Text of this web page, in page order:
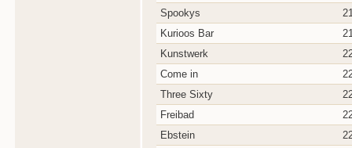
Spookys
Kurioos Bar
Kunstwerk
Come in
Three Sixty
Freibad
Ebstein